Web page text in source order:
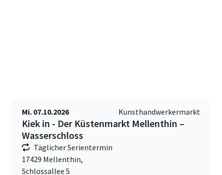
Mi. 07.10.2026 Kunsthandwerkermarkt
Kiek in - Der Küstenmarkt Mellenthin –
Wasserschloss
Täglicher Serientermin
17429 Mellenthin,
Schlossallee 5